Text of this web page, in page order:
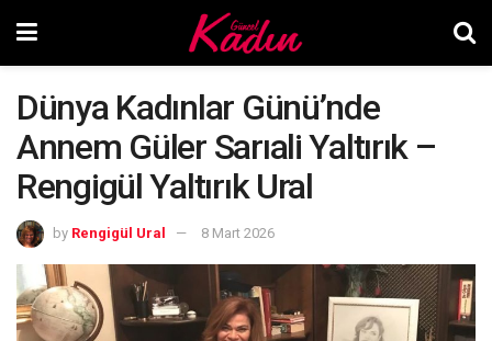
Dünya Kadınlar Günü’nde
Annem Güler Sarıali Yaltırık –
Rengigül Yaltırık Ural
by Rengigül Ural 8 Mart 2026